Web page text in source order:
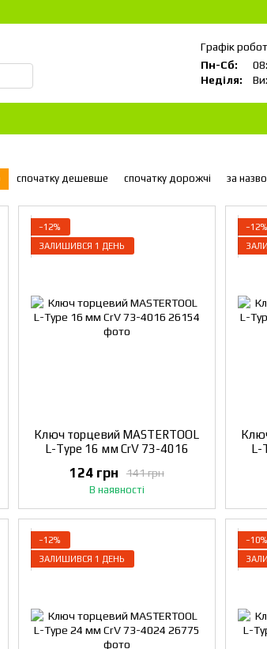
Графік
Пн-Сб:
Неділя:
спочатку дешевше спочатку дорожчі за
−12%
ЗАЛИШИВСЯ 1 ДЕНЬ
Ключ торцевий MASTERTOOL
L-Type 16 мм CrV 73-4016
141 грн
124 грн
В наявності
−12%
L-
−12%
ЗАЛИШИВСЯ 1 ДЕНЬ
−10%